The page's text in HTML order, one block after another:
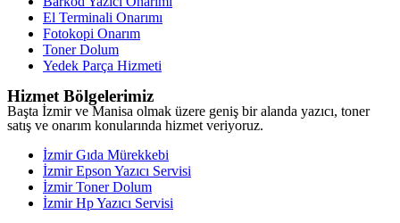
El Terminali Onarımı
Fotokopi Onarım
Toner Dolum
Yedek Parça Hizmeti
Hizmet Bölgelerimiz
Başta İzmir ve Manisa olmak üzere geniş bir alanda yazıcı, toner
satış ve onarım konularında hizmet veriyoruz.
İzmir Gıda Mürekkebi
İzmir Epson Yazıcı Servisi
İzmir Toner Dolum
İzmir Hp Yazıcı Servisi